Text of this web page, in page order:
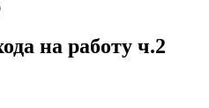
на работу ч.2